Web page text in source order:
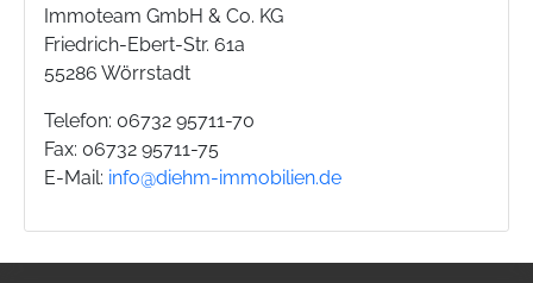
Immoteam GmbH & Co. KG
Friedrich-Ebert-Str. 61a
55286 Wörrstadt
Telefon: 06732 95711-70
Fax: 06732 95711-75
E-Mail: info@diehm-immobilien.de